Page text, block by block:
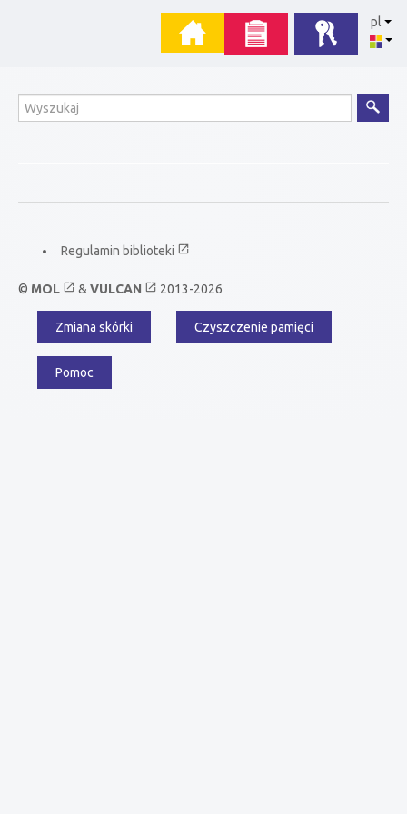
pl
Wyszukiwanie
Regulamin biblioteki (link
się
nowej
karcie)
open_in_new
© MOL open_in_new & VULCAN open_in_new 2013-2026
Menu
dodatkowe
Zmiana skórki Czyszczenie pamięci
Pomoc